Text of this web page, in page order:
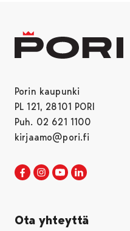
Porin kaupunki
PL 121, 28101 PORI
Puh. 02 621 1100
kirjaamo@pori.fi
Porin kaupunki
Avautuu uudessa
Porin kaupunki
Avautuu uudessa
Porin
Avautuu
Ota yhteyttä